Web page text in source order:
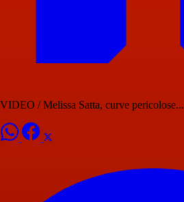
VIDEO / Melissa Satta, curve pericolose...